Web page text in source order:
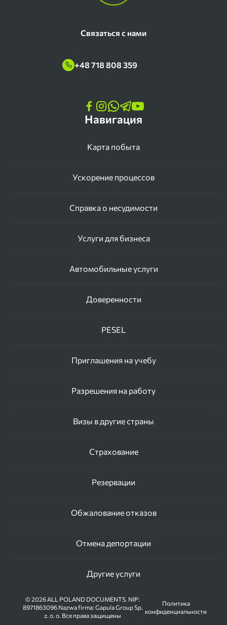
Связаться с нами
+48 718 808 359
Навигация
Карта побыта
Услуги для бизнеса
PESEL
Визы в другие страны
Обжалование отказов
Ускорение процессов
Автомобильные услуги
Приглашения на учебу
Страхование
Отмена депортации
Справка о несудимости
Доверенности
Разрешения на работу
Резервации
Другие услуги
© 2026 ALL POLAND DOCUMENTS. NIP:
8971863096 Nazwa firma: Gapula Group Sp.
z. o. o. Все права защищены
Политика
конфиденциальности